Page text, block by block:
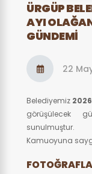
ÜRGÜP
AYI
GÜNDEMİ
22
Belediyemiz
görüşülecek
sunulmuştur.
Kamuoyuna